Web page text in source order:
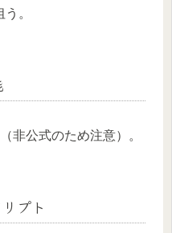
。
非公式のため注意）。
プト